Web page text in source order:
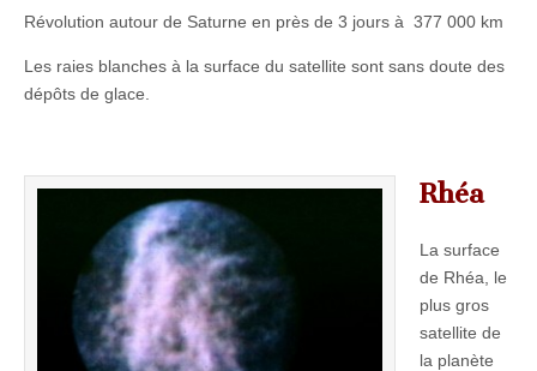
Révolution autour de Saturne en près de 3 jours à 377 000 km
Les raies blanches à la surface du satellite sont sans doute des
dépôts de glace.
Rhéa
La surface
de Rhéa, le
plus gros
satellite de
la planète